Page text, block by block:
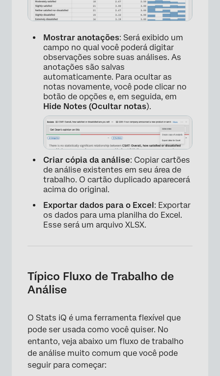
×
Mostrar anotações: Será exibido um
campo no qual você poderá digitar
observações sobre suas análises. As
anotações são salvas
automaticamente. Para ocultar as
notas novamente, você pode clicar no
botão de opções e, em seguida, em
Hide Notes (Ocultar notas).
Criar cópia da análise: Copiar cartões
de análise existentes em seu área de
trabalho. O cartão duplicado aparecerá
acima do original.
Exportar dados para o Excel: Exportar
os dados para uma planilha do Excel.
Esse será um arquivo XLSX.
Típico Fluxo de Trabalho de
Análise
O Stats iQ é uma ferramenta flexível que
pode ser usada como você quiser. No
entanto, veja abaixo um fluxo de trabalho
de análise muito comum que você pode
seguir para começar: